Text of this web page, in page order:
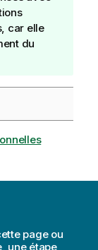
car elle
du
page ou
une étape